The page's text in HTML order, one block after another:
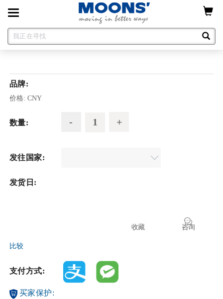
Toggle
navigation
品牌:
价格: CNY
数量:
发往国家:
发货日:
咨询
收藏
比较
支付方式:
买家保护: